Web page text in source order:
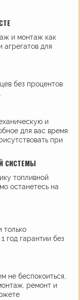
и монтаж как
агрегатов для
без процентов
и
для вас время
при
СИСТЕМЫ
топливной
останетесь на
только
год гарантии без
не беспокоиться,
ремонт и